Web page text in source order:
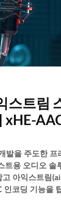
스트림
xHE-
발을 주도한 프
트용 오디오 솔
고 아익스트림
인코딩 기능을